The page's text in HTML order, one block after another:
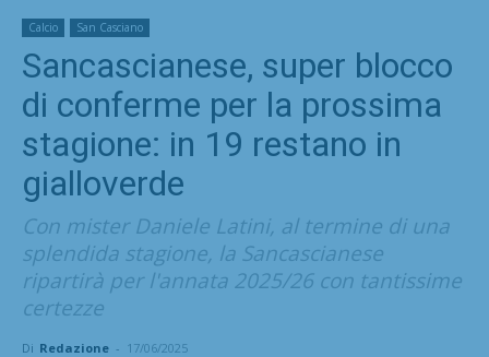
Calcio San Casciano
Sancascianese, super blocco
di conferme per la prossima
stagione: in 19 restano in
gialloverde
Con mister Daniele Latini, al termine di una
splendida stagione, la Sancascianese
ripartirà per l'annata 2025/26 con tantissime
certezze
Di Redazione - 17/06/2025